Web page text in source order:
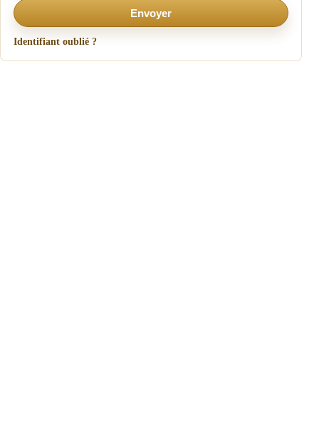
Envoyer
Identifiant oublié ?